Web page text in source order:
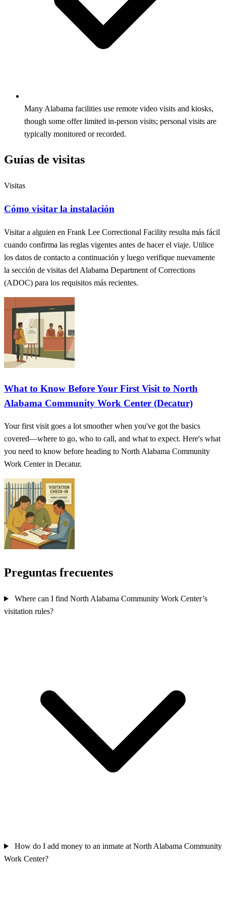
Many Alabama facilities use remote video visits and kiosks,
though some offer limited in‑person visits; personal visits are
typically monitored or recorded.
Guías de visitas
Visitas
Cómo visitar la instalación
Visitar a alguien en Frank Lee Correctional Facility resulta más fácil
cuando confirma las reglas vigentes antes de hacer el viaje. Utilice
los datos de contacto a continuación y luego verifique nuevamente
la sección de visitas del Alabama Department of Corrections
(ADOC) para los requisitos más recientes.
What to Know Before Your First Visit to North
Alabama Community Work Center (Decatur)
Your first visit goes a lot smoother when you've got the basics
covered—where to go, who to call, and what to expect. Here's what
you need to know before heading to North Alabama Community
Work Center in Decatur.
Preguntas frecuentes
Where can I find North Alabama Community Work Center’s
visitation rules?
How do I add money to an inmate at North Alabama Community
Work Center?